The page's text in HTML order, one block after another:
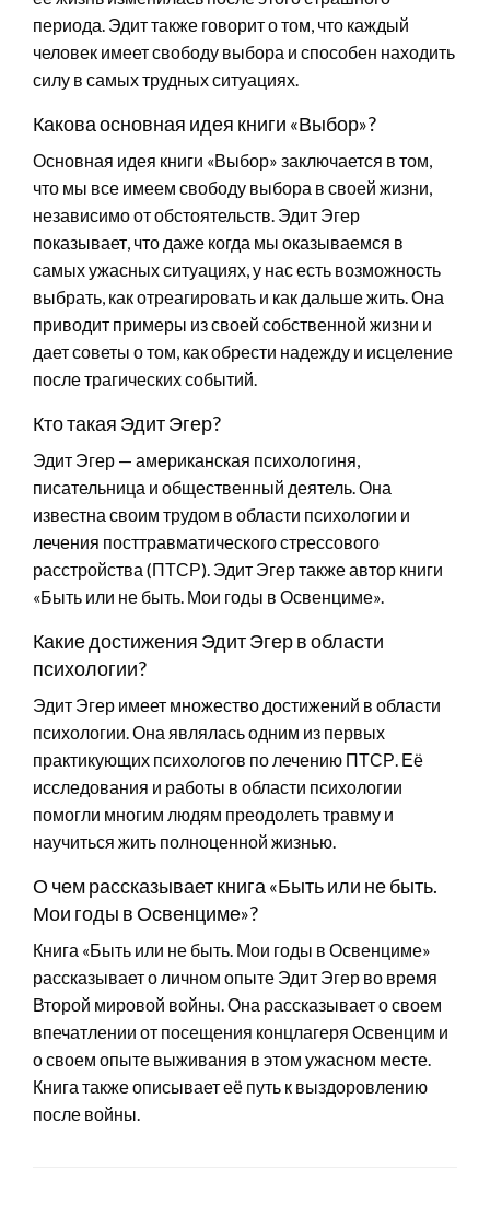
периода. Эдит также говорит о том, что каждый
человек имеет свободу выбора и способен находить
силу в самых трудных ситуациях.
Какова основная идея книги «Выбор»?
Основная идея книги «Выбор» заключается в том,
что мы все имеем свободу выбора в своей жизни,
независимо от обстоятельств. Эдит Эгер
показывает, что даже когда мы оказываемся в
самых ужасных ситуациях, у нас есть возможность
выбрать, как отреагировать и как дальше жить. Она
приводит примеры из своей собственной жизни и
дает советы о том, как обрести надежду и исцеление
после трагических событий.
Кто такая Эдит Эгер?
Эдит Эгер — американская психологиня,
писательница и общественный деятель. Она
известна своим трудом в области психологии и
лечения посттравматического стрессового
расстройства (ПТСР). Эдит Эгер также автор книги
«Быть или не быть. Мои годы в Освенциме».
Какие достижения Эдит Эгер в области
психологии?
Эдит Эгер имеет множество достижений в области
психологии. Она являлась одним из первых
практикующих психологов по лечению ПТСР. Её
исследования и работы в области психологии
помогли многим людям преодолеть травму и
научиться жить полноценной жизнью.
О чем рассказывает книга «Быть или не быть.
Мои годы в Освенциме»?
Книга «Быть или не быть. Мои годы в Освенциме»
рассказывает о личном опыте Эдит Эгер во время
Второй мировой войны. Она рассказывает о своем
впечатлении от посещения концлагеря Освенцим и
о своем опыте выживания в этом ужасном месте.
Книга также описывает её путь к выздоровлению
после войны.